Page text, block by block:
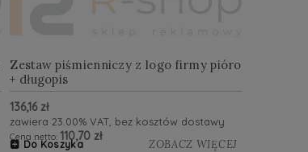
Zestaw piśmienniczy z logo firmy pióro
+ długopis
136,16 zł
zawiera 23.00% VAT, bez kosztów dostawy
Cena netto: 110,70 zł
Do Koszyka ZOBACZ WIĘCEJ